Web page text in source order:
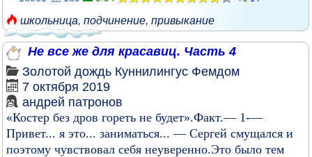
школьница, подчинение, привыкание
Не все же для красавиц. Часть 4
Золотой дождь Куннилингус Фемдом
7 октября 2019
андрей патронов
«Костер без дров гореть не будет».Факт.— 1-—
Привет... я это... заниматься... — Сергей смущался и
поэтому чувствовал себя неуверенно.Это было тем